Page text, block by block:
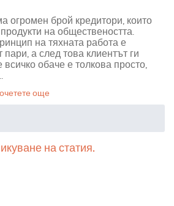
огромен брой кредитори, които
на обществеността.
на тяхната работа е
пари, а след това клиентът ги
обаче е толкова просто,
още
на статия.